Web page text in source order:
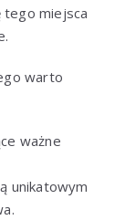
tego miejsca
warto
ważne
unikatowym